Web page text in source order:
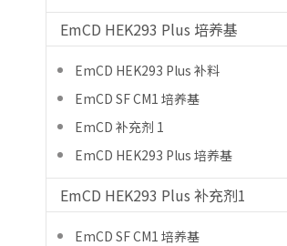
EmCD HEK293 Plus 培养基
EmCD HEK293 Plus 补料
EmCD SF CM1 培养基
EmCD 补充剂 1
EmCD HEK293 Plus 培养基
EmCD HEK293 Plus 补充剂1
EmCD SF CM1 培养基